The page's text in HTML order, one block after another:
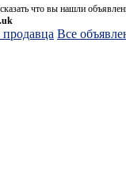
что вы нашли
Все